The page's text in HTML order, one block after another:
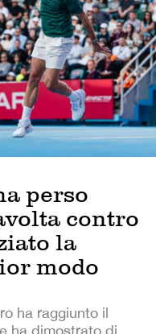
perso
contro
la
modo
ha raggiunto il
ha dimostrato di